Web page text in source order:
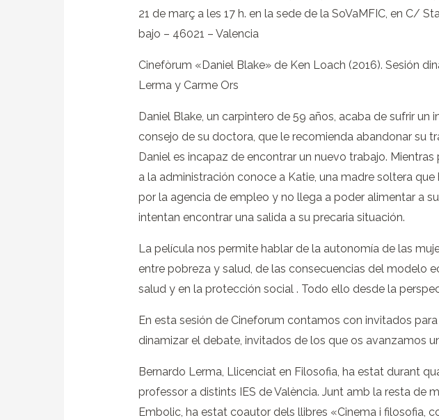
21 de març a les 17 h. en la sede de la SoVaMFIC, en C/
bajo – 46021 – Valencia
Cinefòrum «Daniel Blake» de Ken Loach (2016). Sesión
Lerma y Carme Ors
Daniel Blake, un carpintero de 59 años, acaba de sufrir un
consejo de su doctora, que le recomienda abandonar su
Daniel es incapaz de encontrar un nuevo trabajo.
a la administración conoce a Katie, una madre soltera que
por la agencia de empleo y no llega a poder alimentar a
intentan encontrar una salida a su precaria situación.
La película nos permite hablar de la autonomía de las
entre pobreza y salud, de las consecuencias del modelo
salud y en la protección social . Todo ello desde la
En esta sesión de Cineforum contamos con invitados
dinamizar el debate, invitados de los que os avanzamos
Bernardo Lerma, Llicenciat en Filosofia, ha estat durant
professor a distints IES de València. Junt amb la resta de
Embolic, ha estat coautor dels llibres «Cinema i filosofia,